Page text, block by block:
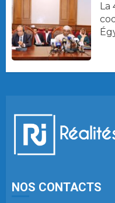
La
NOS CONTACTS